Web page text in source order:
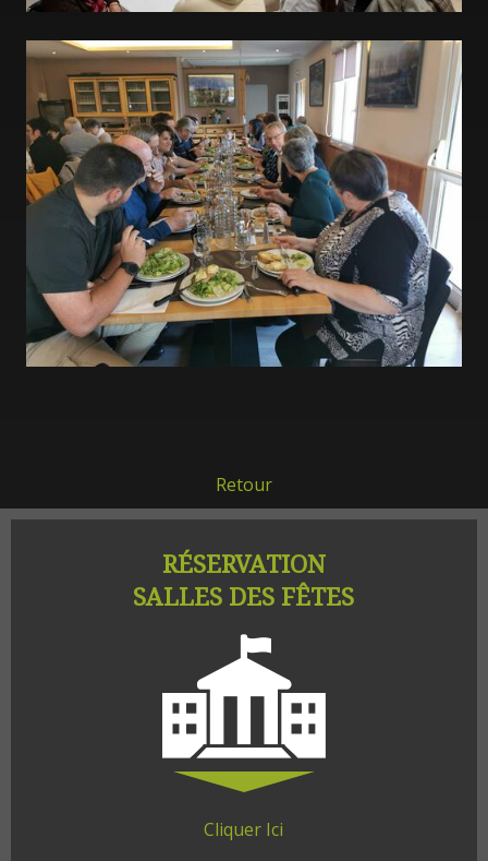
Retour
RÉSERVATION
SALLES DES FÊTES
Cliquer Ici